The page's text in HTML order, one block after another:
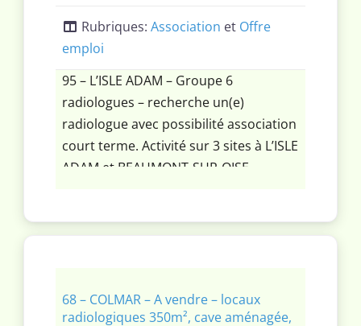
Rubriques: Association et Offre
emploi
95 – L’ISLE ADAM – Groupe 6
radiologues – recherche un(e)
radiologue avec possibilité association
court terme. Activité sur 3 sites à L’ISLE
ADAM et BEAUMONT-SUR-OISE.
IRM.
68 – COLMAR – A vendre – locaux
radiologiques 350m², cave aménagée,